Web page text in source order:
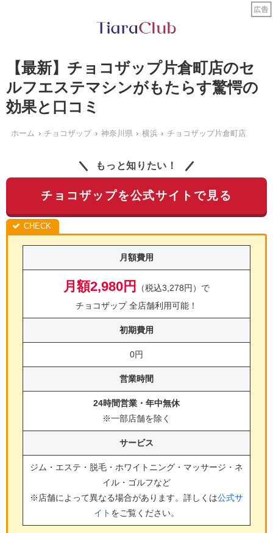
【最新】チョコザップ片倉町店のセ
ルフエステマシンがもたらす驚愕の
効果と口コミ
ホーム チョコザップ 神奈川県 横浜 チョコザップ片倉町店
もっと知りたい！
チョコザップを公式サイトで見る
月額費用
月額2,980円
（税込3,278円）で
チョコザップ 全店舗利用可能！
初期費用
0円
営業時間
24時間営業・年中無休
※一部店舗を除く
サービス
ジム・エステ・脱毛・ホワイトニング・マッサージ・ネ
イル・ゴルフなど
※店舗によって異なる場合があります。詳しくは公式サ
イト をご覧ください。